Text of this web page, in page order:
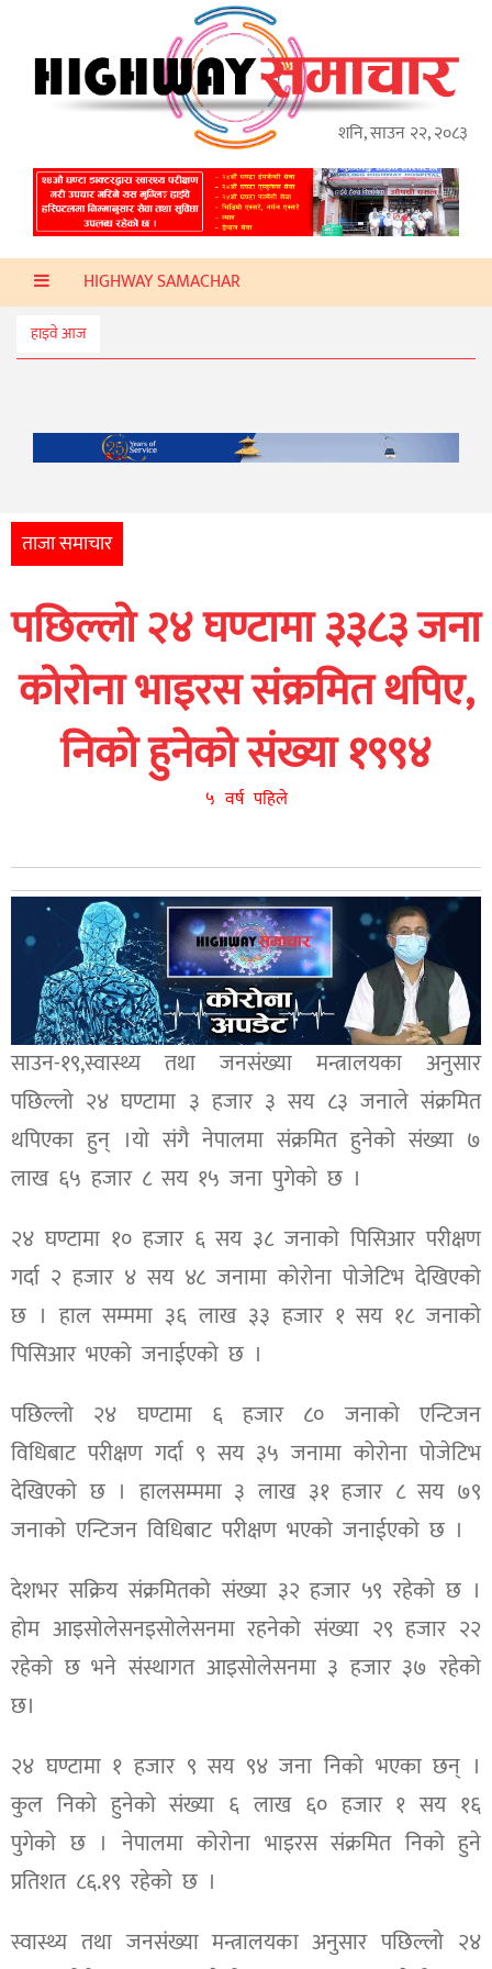
शनि, साउन २२, २०८३
गृहपृष्ठ
ताजा
समाचार
प्रदेश
प्रविधि
स्वास्थ्य
मनोरञ्जन
आर्थिक
नेपाली
युनिकोड
HIGHWAY SAMACHAR
हाइवे आज
ताजा समाचार
पछिल्लो २४ घण्टामा ३३८३ जना
कोरोना भाइरस संक्रमित थपिए,
निको हुनेको संख्या १९९४
५ वर्ष पहिले
साउन-१९,स्वास्थ्य तथा जनसंख्या मन्त्रालयका अनुसार
पछिल्लो २४ घण्टामा ३ हजार ३ सय ८३ जनाले संक्रमित
थपिएका हुन् ।यो संगै नेपालमा संक्रमित हुनेको संख्या ७
लाख ६५ हजार ८ सय १५ जना पुगेको छ ।
२४ घण्टामा १० हजार ६ सय ३८ जनाको पिसिआर परीक्षण
गर्दा २ हजार ४ सय ४८ जनामा कोरोना पोजेटिभ देखिएको
छ । हाल सम्ममा ३६ लाख ३३ हजार १ सय १८ जनाको
पिसिआर भएको जनाईएको छ ।
पछिल्लो २४ घण्टामा ६ हजार ८० जनाको एन्टिजन
विधिबाट परीक्षण गर्दा ९ सय ३५ जनामा कोरोना पोजेटिभ
देखिएको छ । हालसम्ममा ३ लाख ३१ हजार ८ सय ७९
जनाको एन्टिजन विधिबाट परीक्षण भएको जनाईएको छ ।
देशभर सक्रिय संक्रमितको संख्या ३२ हजार ५९ रहेको छ ।
होम आइसोलेसनइसोलेसनमा रहनेको संख्या २९ हजार २२
रहेको छ भने संस्थागत आइसोलेसनमा ३ हजार ३७ रहेको
छ।
२४ घण्टामा १ हजार ९ सय ९४ जना निको भएका छन् ।
कुल निको हुनेको संख्या ६ लाख ६० हजार १ सय १६
पुगेको छ । नेपालमा कोरोना भाइरस संक्रमित निको हुने
प्रतिशत ८६.१९ रहेको छ ।
स्वास्थ्य तथा जनसंख्या मन्त्रालयका अनुसार पछिल्लो २४